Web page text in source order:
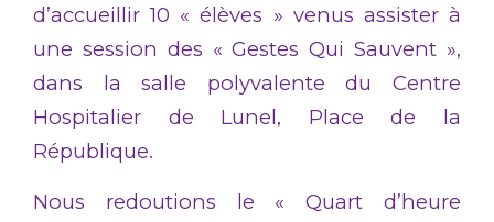
d’accueillir 10 « élèves » venus assister à
une session des « Gestes Qui Sauvent »,
dans la salle polyvalente du Centre
Hospitalier de Lunel, Place de la
République.
Nous redoutions le « Quart d’heure